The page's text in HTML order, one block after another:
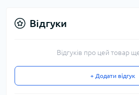
Відгуки
Відгуків про цей товар
+ Додати відгук